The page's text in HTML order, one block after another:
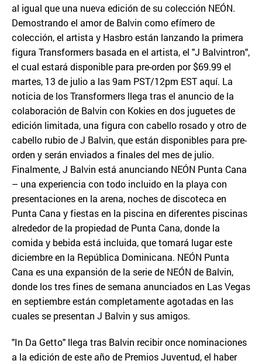
al igual que una nueva edición de su colección NEÓN.
Demostrando el amor de Balvin como efímero de
colección, el artista y Hasbro están lanzando la primera
figura Transformers basada en el artista, el "J Balvintron",
el cual estará disponible para pre-orden por $69.99 el
martes, 13 de julio a las 9am PST/12pm EST aquí. La
noticia de los Transformers llega tras el anuncio de la
colaboración de Balvin con Kokies en dos juguetes de
edición limitada, una figura con cabello rosado y otro de
cabello rubio de J Balvin, que están disponibles para pre-
orden y serán enviados a finales del mes de julio.
Finalmente, J Balvin está anunciando NEÓN Punta Cana
– una experiencia con todo incluido en la playa con
presentaciones en la arena, noches de discoteca en
Punta Cana y fiestas en la piscina en diferentes piscinas
alrededor de la propiedad de Punta Cana, donde la
comida y bebida está incluida, que tomará lugar este
diciembre en la República Dominicana. NEÓN Punta
Cana es una expansión de la serie de NEÓN de Balvin,
donde los tres fines de semana anunciados en Las Vegas
en septiembre están completamente agotadas en las
cuales se presentan J Balvin y sus amigos.
"In Da Getto" llega tras Balvin recibir once nominaciones
a la edición de este año de Premios Juventud, el haber